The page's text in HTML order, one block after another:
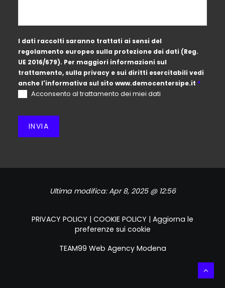
I dati raccolti saranno trattati ai sensi del
regolamento europeo sulla protezione dei dati (Reg.
UE 2016/679). Per maggiori informazioni sul
trattamento, sulla privacy e sui diritti esercitabili vedi
anche l'informativa sul sito www.democentersipe.it *
Acconsento al trattamento dei miei dati
INVIA
Ultima modifica:Apr 8, 2025 @ 12:56
PRIVACY POLICY | COOKIE POLICY | Aggiorna le
preferenze sui cookie
TEAM99 Web Agency Modena